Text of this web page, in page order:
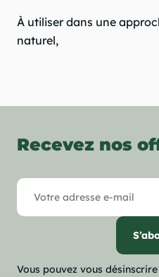
À utiliser dans une
naturel,
Recevez nos
Vous pouvez vous